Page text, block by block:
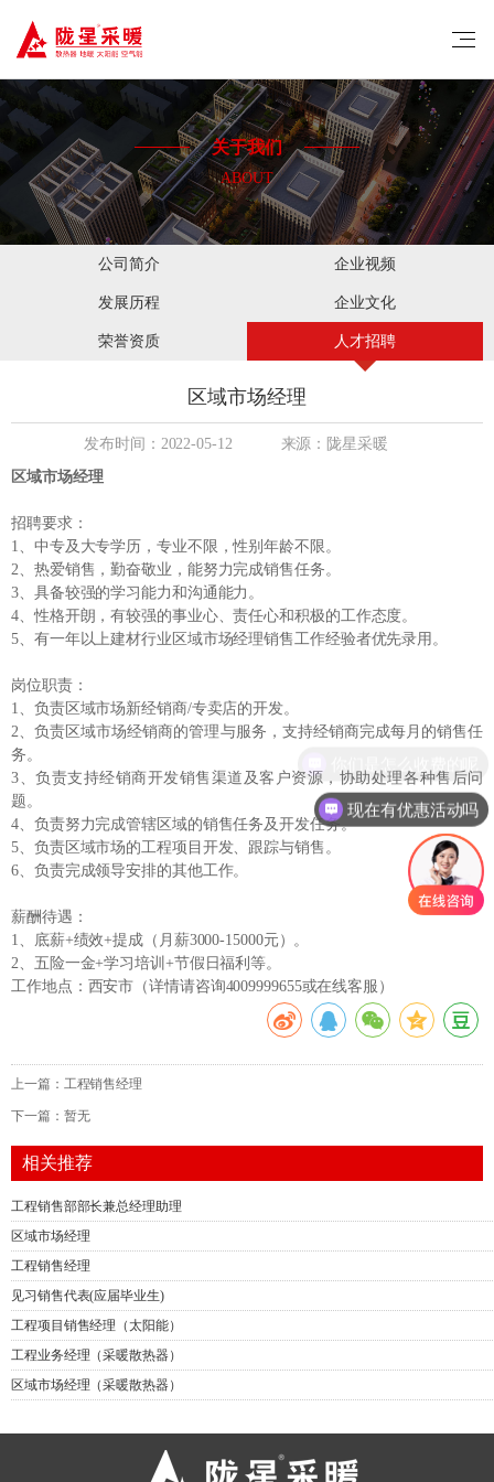
关于我们
ABOUT
公司简介 企业视频
发展历程 企业文化
荣誉资质 人才招聘
​区域市场经理
发布时间：2022-05-12
来源：陇星采暖
区域市场经理
招聘要求：
1、中专及大专学历，专业不限，性别年龄不限。
2、热爱销售，勤奋敬业，能努力完成销售任务。
3、具备较强的学习能力和沟通能力。
4、性格开朗，有较强的事业心、责任心和积极的工作态度。
5、有一年以上建材行业区域市场经理销售工作经验者优先录用。
岗位职责：
1、负责区域市场新经销商/专卖店的开发。
2、负责区域市场经销商的管理与服务，支持经销商完成每月的销售任
务。
3、负责支持经销商开发销售渠道及客户资源，协助处理各种售后问
题。
4、负责努力完成管辖区域的销售任务及开发任务。
5、负责区域市场的工程项目开发、跟踪与销售。
6、负责完成领导安排的其他工作。
薪酬待遇：
1、底薪+绩效+提成（月薪3000-15000元）。
2、五险一金+学习培训+节假日福利等。
工作地点：西安市（详情请咨询4009999655或在线客服）
上一篇： ​工程销售经理
下一篇： 暂无
相关推荐
工程销售部部长兼总经理助理
​区域市场经理
​工程销售经理
见习销售代表(应届毕业生)
工程项目销售经理（太阳能）
工程业务经理（采暖散热器）
区域市场经理（采暖散热器）
现在有优惠活动吗